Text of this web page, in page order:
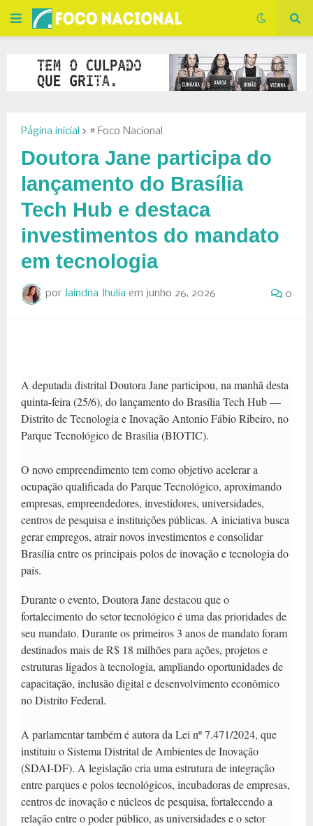
Página inicial # Foco Nacional
Doutora Jane participa do
lançamento do Brasília
Tech Hub e destaca
investimentos do mandato
em tecnologia
por Jaindna Jhulia em junho 26, 2026 0
A deputada distrital Doutora Jane participou, na manhã desta
quinta-feira (25/6), do lançamento do Brasília Tech Hub —
Distrito de Tecnologia e Inovação Antonio Fábio Ribeiro, no
Parque Tecnológico de Brasília (BIOTIC).
O novo empreendimento tem como objetivo acelerar a
ocupação qualificada do Parque Tecnológico, aproximando
empresas, empreendedores, investidores, universidades,
centros de pesquisa e instituições públicas. A iniciativa busca
gerar empregos, atrair novos investimentos e consolidar
Brasília entre os principais polos de inovação e tecnologia do
país.
Durante o evento, Doutora Jane destacou que o
fortalecimento do setor tecnológico é uma das prioridades de
seu mandato. Durante os primeiros 3 anos de mandato foram
destinados mais de R$ 18 milhões para ações, projetos e
estruturas ligados à tecnologia, ampliando oportunidades de
capacitação, inclusão digital e desenvolvimento econômico
no Distrito Federal.
A parlamentar também é autora da Lei nº 7.471/2024, que
instituiu o Sistema Distrital de Ambientes de Inovação
(SDAI-DF). A legislação cria uma estrutura de integração
entre parques e polos tecnológicos, incubadoras de empresas,
centros de inovação e núcleos de pesquisa, fortalecendo a
relação entre o poder público, as universidades e o setor